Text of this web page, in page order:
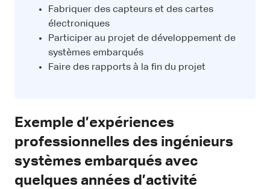
Fabriquer des capteurs et des cartes
électroniques
Participer au projet de développement de
systèmes embarqués
Faire des rapports à la fin du projet
Exemple d’expériences
professionnelles des ingénieurs
systèmes embarqués avec
quelques années d’activité